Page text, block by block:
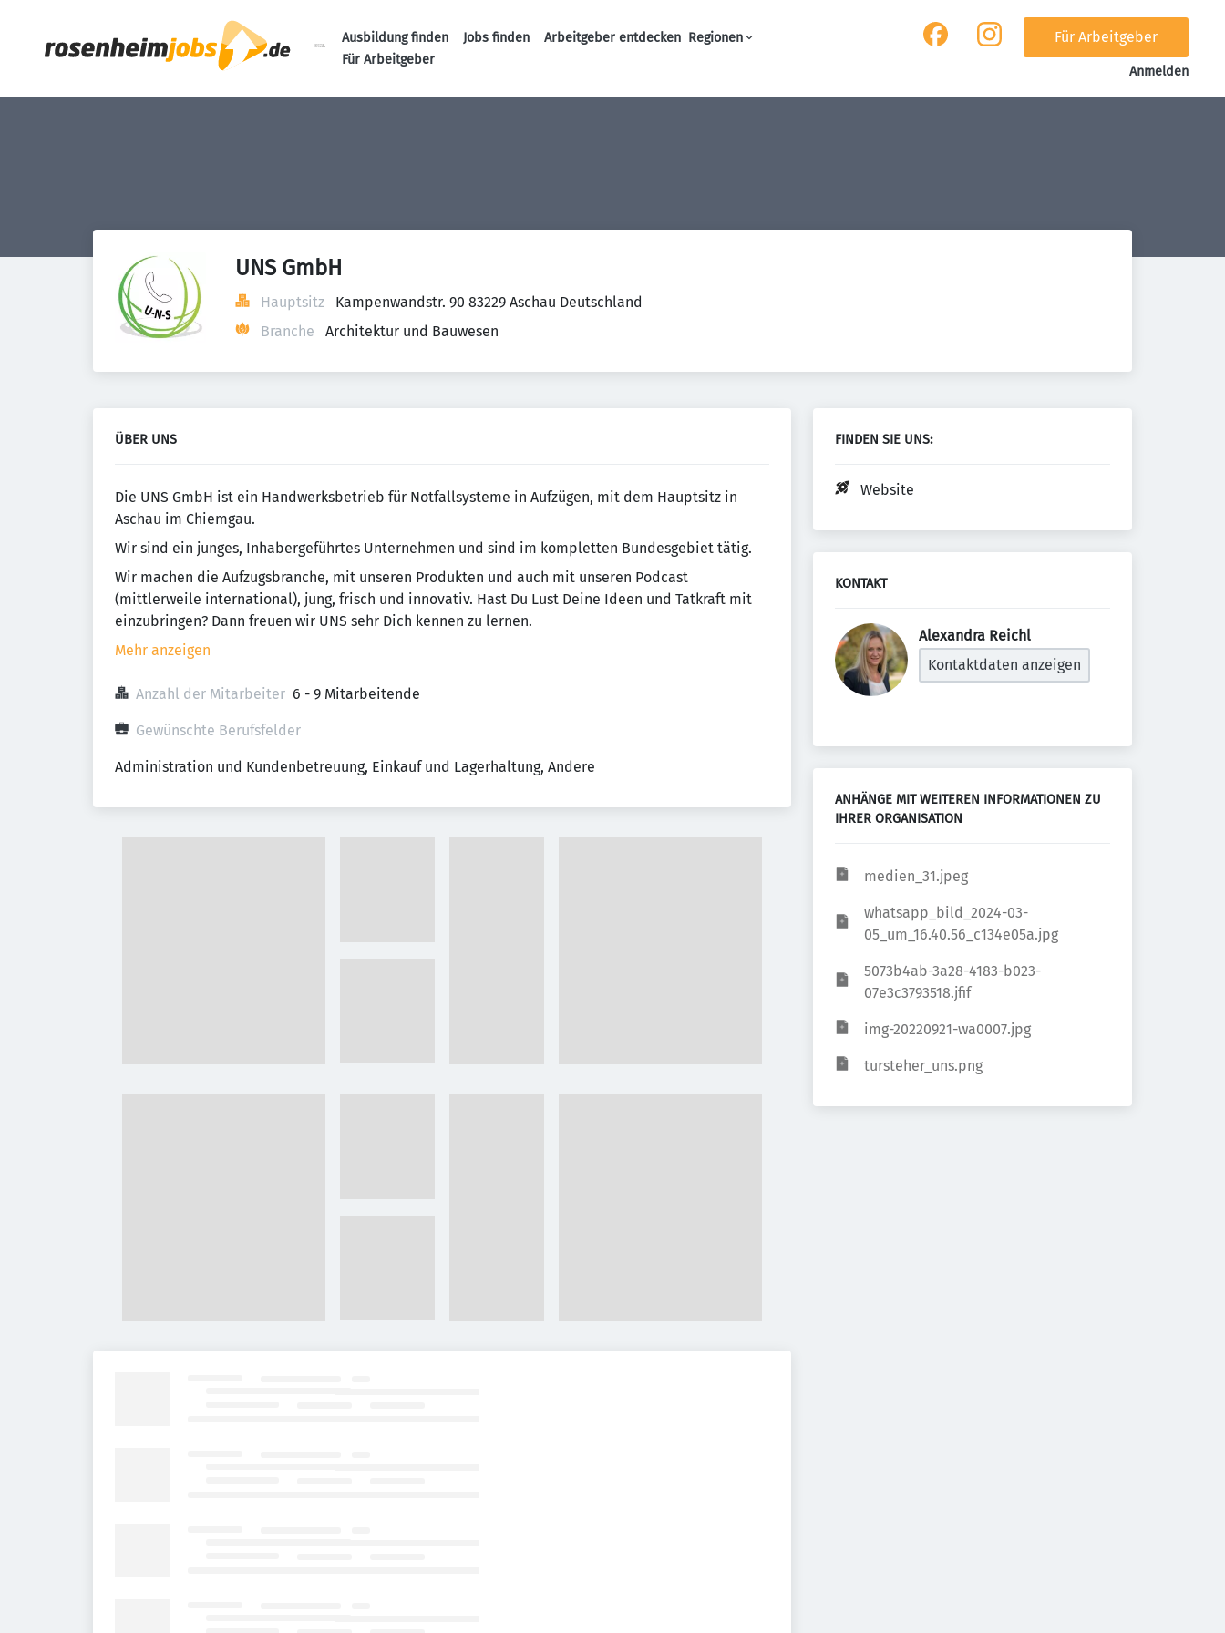
Ausbildung finden Jobs finden Arbeitgeber entdecken Regionen
Für Arbeitgeber
Für Arbeitgeber
Anmelden
UNS GmbH
Hauptsitz
Kampenwandstr. 90 83229 Aschau Deutschland
Branche
Architektur und Bauwesen
ÜBER UNS
Die UNS GmbH ist ein Handwerksbetrieb für Notfallsysteme in Aufzügen, mit dem Hauptsitz in
Aschau im Chiemgau.
Wir sind ein junges, Inhabergeführtes Unternehmen und sind im kompletten Bundesgebiet tätig.
Wir machen die Aufzugsbranche, mit unseren Produkten und auch mit unseren Podcast
(mittlerweile international), jung, frisch und innovativ. Hast Du Lust Deine Ideen und Tatkraft mit
einzubringen? Dann freuen wir UNS sehr Dich kennen zu lernen.
Mehr anzeigen
Anzahl der Mitarbeiter 6 - 9 Mitarbeitende
Gewünschte Berufsfelder
Administration und Kundenbetreuung, Einkauf und Lagerhaltung, Andere
FINDEN SIE UNS:
Website
KONTAKT
Alexandra Reichl
Kontaktdaten anzeigen
ANHÄNGE MIT WEITEREN INFORMATIONEN ZU
IHRER ORGANISATION
medien_31.jpeg
whatsapp_bild_2024-03-
05_um_16.40.56_c134e05a.jpg
5073b4ab-3a28-4183-b023-
07e3c3793518.jfif
img-20220921-wa0007.jpg
tursteher_uns.png